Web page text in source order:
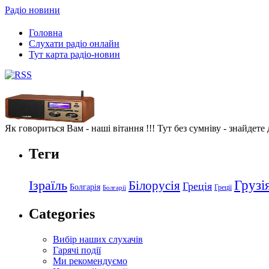
Радіо новини
Головна
Слухати радіо онлайн
Тут карта радіо-новин
Як говориться Вам - наші вітання !!! Тут без сумніву - знайдете
Теги
Ізраїль Болгарія Болгарії Білорусія Греція Греції
Categories
Вибір наших слухачів
Гарячі події
Ми рекомендуємо